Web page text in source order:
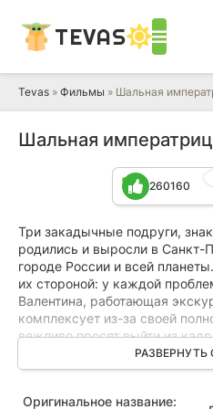
TEVAS
Tevas » Фильмы » Шальная
Шальная
260160
Три закадычные подруги,
родились и выросли в
городе России и всей
их стороной: у каждой
Валентина, работающая
комплексует из-за своей
вежливо просят выйти из
карьерном росте, не может
мужчин-подчинённых. А
растворяется в ребёнке и
Оригинальное название: